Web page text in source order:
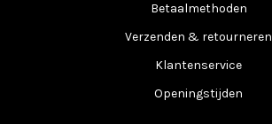
Betaalmethoden
Verzenden & retourneren
Klantenservice
Openingstijden